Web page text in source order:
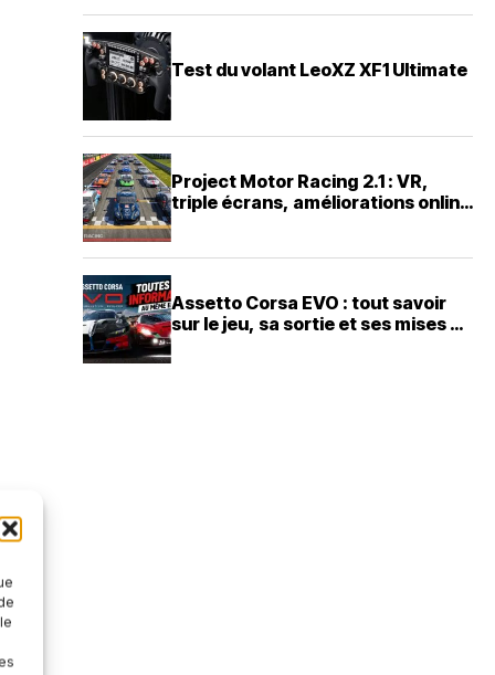
Test du volant LeoXZ XF1 Ultimate
Project Motor Racing 2.1 : VR,
triple écrans, améliorations online
et changement de CEO chez
Straight4
Assetto Corsa EVO : tout savoir
sur le jeu, sa sortie et ses mises à
jour